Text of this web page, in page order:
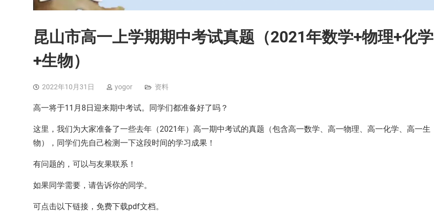
昆山市高一上学期期中考试真题（2021年数学+物理+化学
+生物）
2022年10月31日 yogor 资料
高一将于11月8日迎来期中考试。同学们都准备好了吗？
这里，我们为大家准备了一些去年（2021年）高一期中考试的真题（包含高一数学、高一物理、高一化学、高一生
物），同学们先自己检测一下这段时间的学习成果！
有问题的，可以与友果联系！
如果同学需要，请告诉你的同学。
可点击以下链接，免费下载pdf文档。